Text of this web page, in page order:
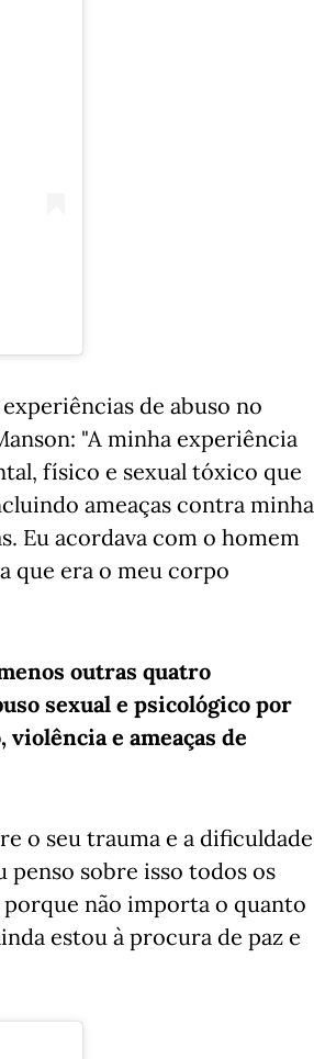
de abuso no
"A minha experiência
físico e sexual tóxico que
ameaças contra minha
Eu acordava com o homem
que era o meu corpo
outras quatro
sexual e psicológico por
e ameaças de
o seu trauma e a dificuldade
sobre isso todos os
não importa o quanto
estou à procura de paz e